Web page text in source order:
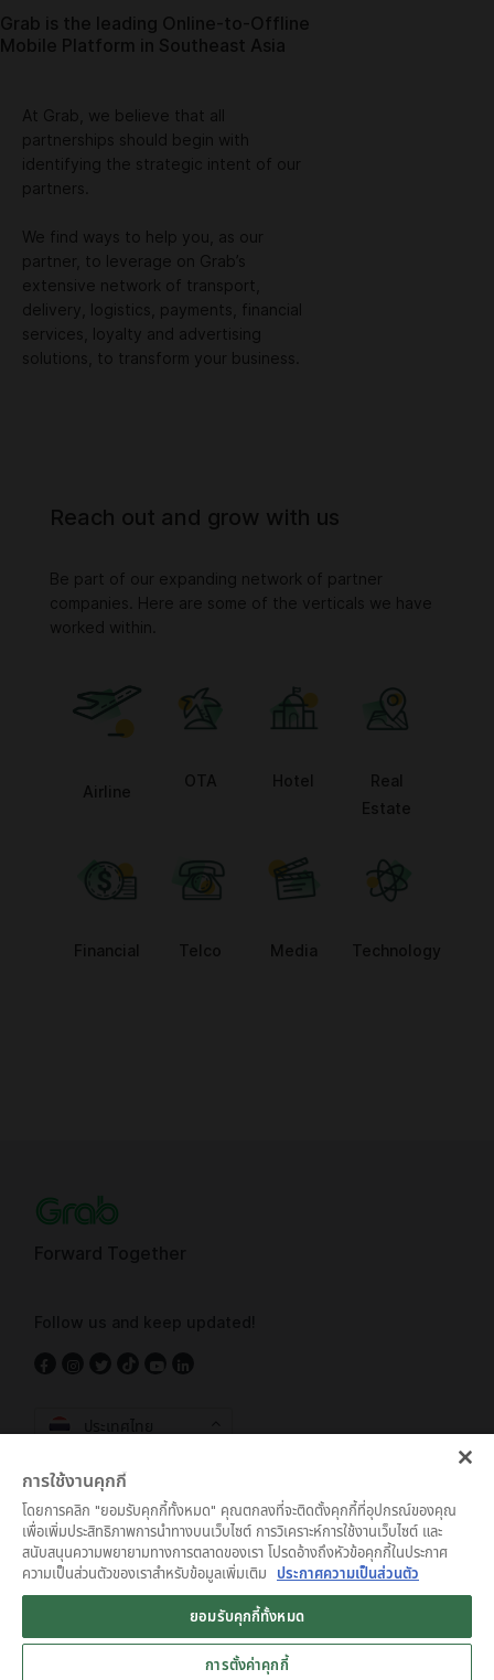
Grab is the leading Online-to-Offline
Mobile Platform in Southeast Asia
At Grab, we believe that all
partnerships should begin with
identifying the strategic intent of our
partners.
We find ways to help you, as our
partner, to leverage on Grab’s
extensive network of transport,
delivery, logistics, payments, financial
services, loyalty and advertising
solutions, to transform your business.
Reach out and grow with us
Be part of our expanding network of partner
companies. Here are some of the verticals we have
worked within.
Airline
OTA Hotel
Real
Estate
Financial Telco Media Technology
ประเทศไทย
ข้อตกลงและเงื่อนไขการใช้งาน •
© Grab 2010 - 2026
การใช้งานคุกกี้
โดยการคลิก "ยอมรับคุกกี้ทั้งหมด" คุณตกลงที่จะติดตั้งคุกกี้ที่อุปกรณ์ของคุณ
เพื่อเพิ่มประสิทธิภาพการนำทางบนเว็บไซต์ การวิเคราะห์การใช้งานเว็บไซต์ และ
สนับสนุนความพยายามทางการตลาดของเรา โปรดอ้างถึงหัวข้อคุกกี้ในประกาศ
ความเป็นส่วนตัวของเราสำหรับข้อมูลเพิ่มเติม
ประกาศความเป็นส่วนตัว
ยอมรับคุกกี้ทั้งหมด
การตั้งค่าคุกกี้